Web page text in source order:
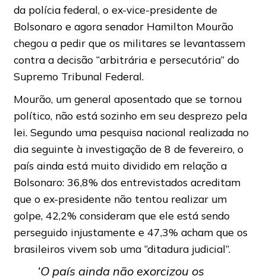
da polícia federal, o ex-vice-presidente de
Bolsonaro e agora senador Hamilton Mourão
chegou a pedir que os militares se levantassem
contra a decisão “arbitrária e persecutória” do
Supremo Tribunal Federal.
Mourão, um general aposentado que se tornou
político, não está sozinho em seu desprezo pela
lei. Segundo uma pesquisa nacional realizada no
dia seguinte à investigação de 8 de fevereiro, o
país ainda está muito dividido em relação a
Bolsonaro: 36,8% dos entrevistados acreditam
que o ex-presidente não tentou realizar um
golpe, 42,2% consideram que ele está sendo
perseguido injustamente e 47,3% acham que os
brasileiros vivem sob uma “ditadura judicial”.
‘O país ainda não exorcizou os